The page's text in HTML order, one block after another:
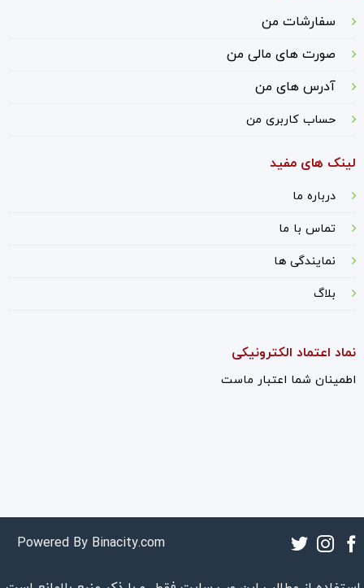
سفارشات من
صورت های مالی من
آدرس های من
حساب کاربری من
لینک های مفید
درباره ما
تماس با ما
نمایندگی ها
بلاگ
نماد اعتماد الکترونیکی
اطمینان شما اعتبار ماست
Powered By Binacity.com